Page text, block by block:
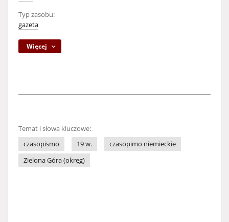
Typ zasobu:
gazeta
Więcej
Temat i słowa kluczowe:
czasopismo
19 w.
czasopimo niemieckie
Zielona Góra (okręg)